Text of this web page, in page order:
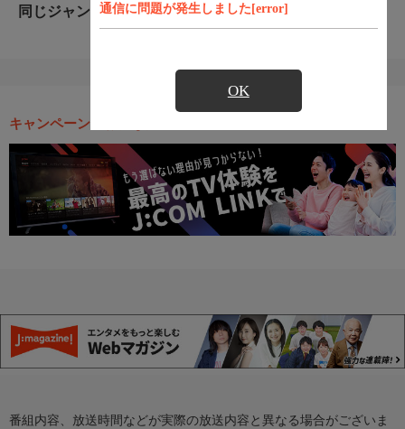
通信に問題が発生しました[error]
OK
同じジャンルのおすすめ番組
キャンペーン・お得な情報
番組内容、放送時間などが実際の放送内容と異なる場合がございま